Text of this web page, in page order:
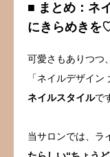
■ まとめ：ネ
にきらめきを
可愛さもありつつ
「ネイルデザイン
ネイルスタイルで
当サロンでは、ラ